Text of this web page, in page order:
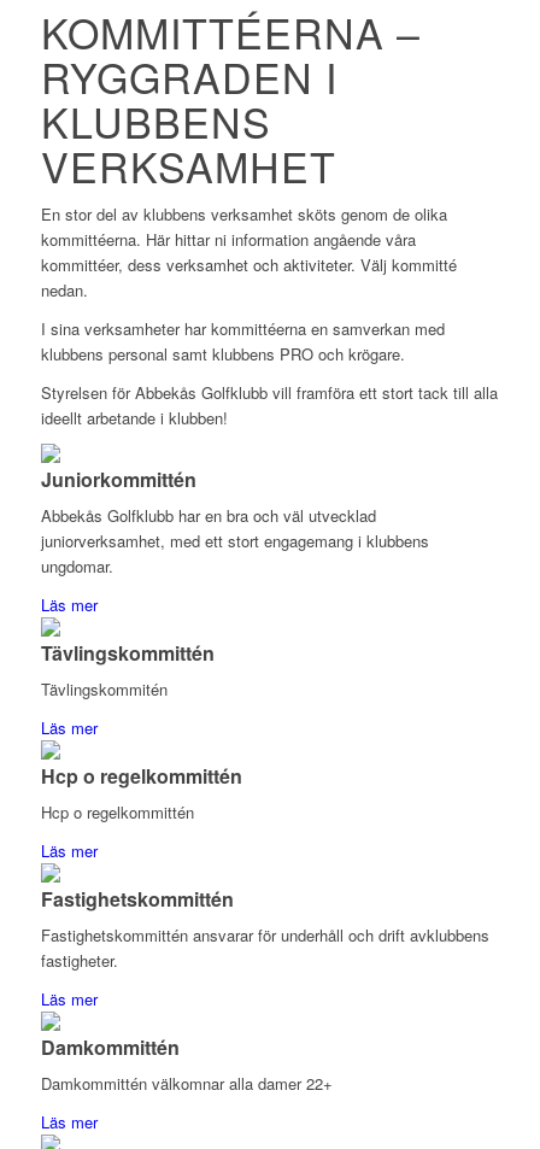
KOMMITTÉERNA –
RYGGRADEN I
KLUBBENS
VERKSAMHET
En stor del av klubbens verksamhet sköts genom de olika
kommittéerna. Här hittar ni information angående våra
kommittéer, dess verksamhet och aktiviteter. Välj kommitté
nedan.
I sina verksamheter har kommittéerna en samverkan med
klubbens personal samt klubbens PRO och krögare.
Styrelsen för Abbekås Golfklubb vill framföra ett stort tack till alla
ideellt arbetande i klubben!
Juniorkommittén
Abbekås Golfklubb har en bra och väl utvecklad
juniorverksamhet, med ett stort engagemang i klubbens
ungdomar.
Läs mer
Tävlingskommittén
Tävlingskommitén
Läs mer
Hcp o regelkommittén
Hcp o regelkommittén
Läs mer
Fastighetskommittén
Fastighetskommittén ansvarar för underhåll och drift avklubbens
fastigheter.
Läs mer
Damkommittén
Damkommittén välkomnar alla damer 22+
Läs mer